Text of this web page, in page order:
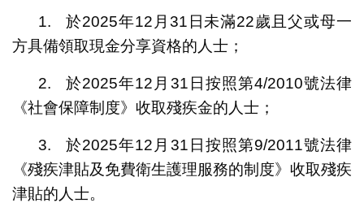
1. 於2025年12月31日未滿22歲且父或母一
方具備領取現金分享資格的人士；
2. 於2025年12月31日按照第4/2010號法律
《社會保障制度》收取殘疾金的人士；
3. 於2025年12月31日按照第9/2011號法律
《殘疾津貼及免費衛生護理服務的制度》收取殘疾
津貼的人士。